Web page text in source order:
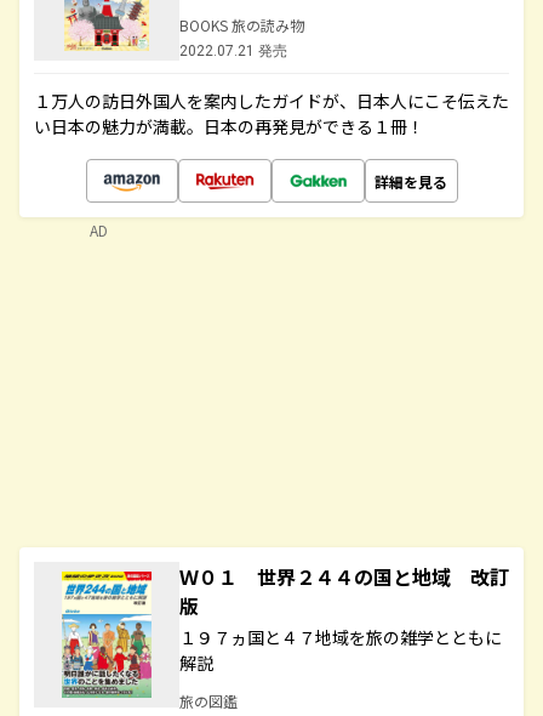
BOOKS 旅の読み物
2022.07.21 発売
１万人の訪日外国人を案内したガイドが、日本人にこそ伝えた
い日本の魅力が満載。日本の再発見ができる１冊！
詳細を見る
Ｗ０１ 世界２４４の国と地域 改訂
版
１９７ヵ国と４７地域を旅の雑学とともに
解説
旅の図鑑
AD